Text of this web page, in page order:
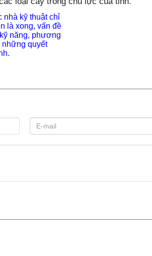
nhà kỹ thuật chỉ
là xong, vấn đề
năng, phương
những quyết